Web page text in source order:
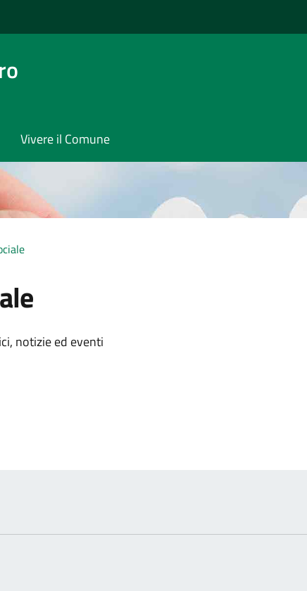
Vivere il Comune
notizie ed eventi